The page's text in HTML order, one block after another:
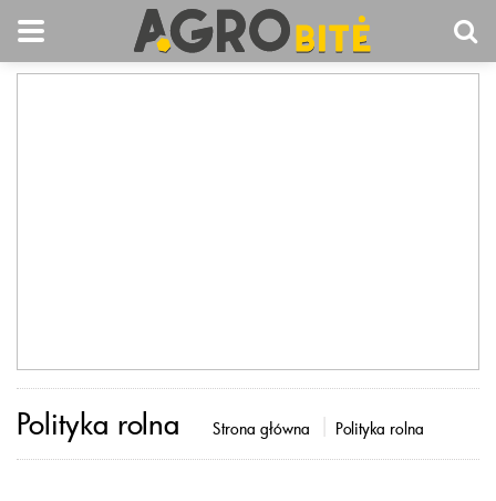
Polityka rolna Strona główna Polityka rolna